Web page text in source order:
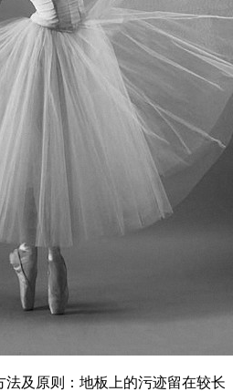
及原则：地板上的污迹留在较长